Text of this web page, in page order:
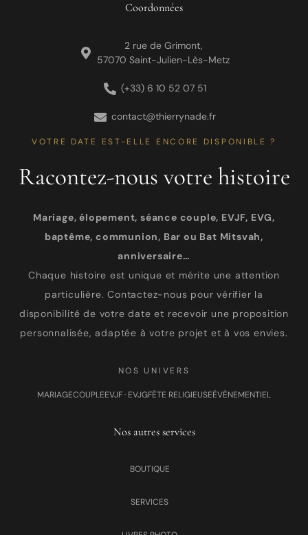
Coordonnées
2 rue de Grimont,
57070 Saint-Julien-Lès-Metz
(+33) 6 10 52 07 51
contact@thierrynade.fr
VOTRE DATE EST-ELLE ENCORE DISPONIBLE ?
Racontez-nous votre histoire
Mariage, élopement, séance couple, EVJF, EVG,
baptême, communion, Bar ou Bat Mitsvah,
anniversaire…
Chaque histoire est unique et mérite une attention
particulière. Contactez-nous pour vérifier la
disponibilité de votre date et recevoir une proposition
personnalisée, adaptée à votre projet et à vos envies.
NOS UNIVERS
MARIAGECOUPLEEVJF · EVJGFÊTE RELIGIEUSEÉVÉNEMENTIEL
Nos autres services
BOUTIQUE
SERVICES